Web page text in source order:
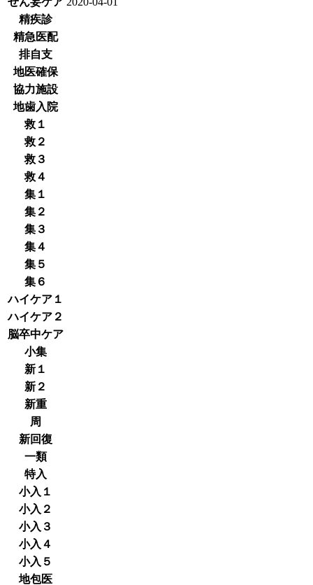
精疾診
精急医配
排自支
地医確保
協力施設
地歯入院
救１
救２
救３
救４
集１
集２
集３
集４
集５
集６
ハイケア１
ハイケア２
脳卒中ケア
小集
新１
新２
新重
周
新回復
一類
特入
小入１
小入２
小入３
小入４
小入５
地包医